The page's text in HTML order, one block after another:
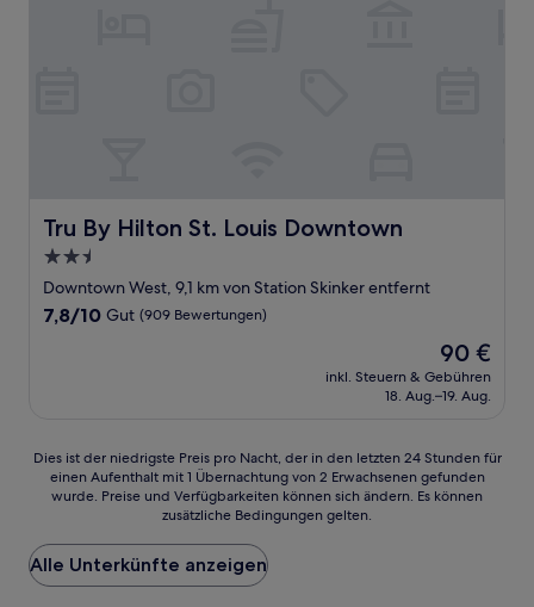
Tru By Hilton St. Louis Downtown
Tru By Hilton St. Louis Downtown
2.5-
Sterne-
Unterkunft
Downtown West, 9,1 km von Station Skinker entfernt
7.8
7,8/10 Gut (909 Bewertungen)
Der
Preis
beträgt
90 €
inkl. Steuern & Gebühren
18. Aug.–19. Aug.
Dies
der
Preis
pro
Nacht,
Dies ist der niedrigste Preis pro Nacht, der in den letzten 24 Stunden für
einen Aufenthalt mit 1 Übernachtung von 2 Erwachsenen gefunden
wurde. Preise und Verfügbarkeiten können sich ändern. Es können
zusätzliche Bedingungen gelten.
Alle Unterkünfte anzeigen